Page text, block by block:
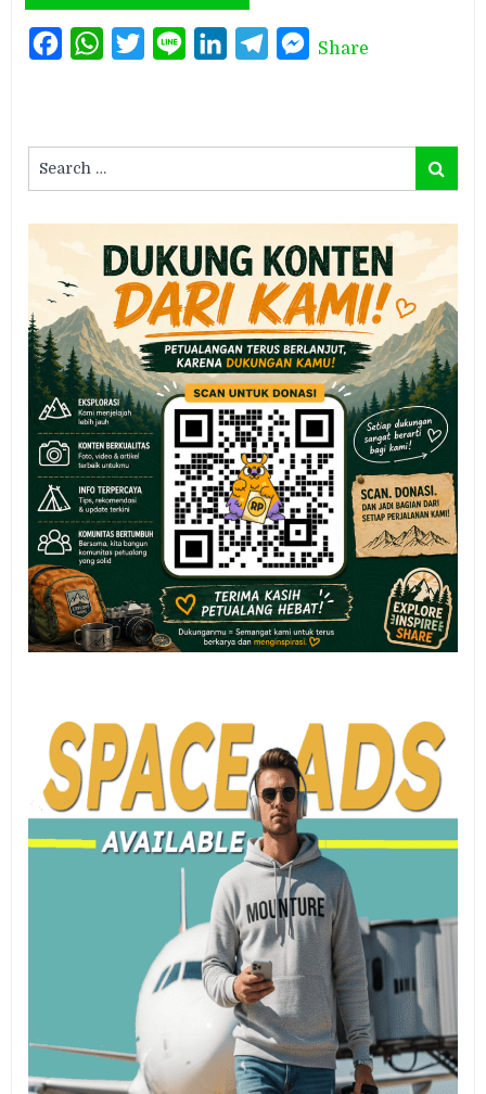
FacebookWhatsAppTwitterLine LinkedInTelegramMessenger
Share
for:
Search